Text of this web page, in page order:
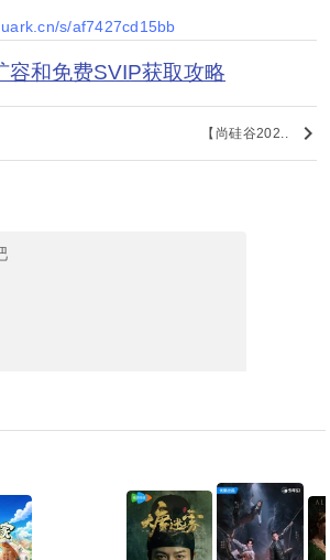
s/af7427cd15bb
容和免费SVIP获取攻略
【尚硅谷202.. keyboard_arrow_right